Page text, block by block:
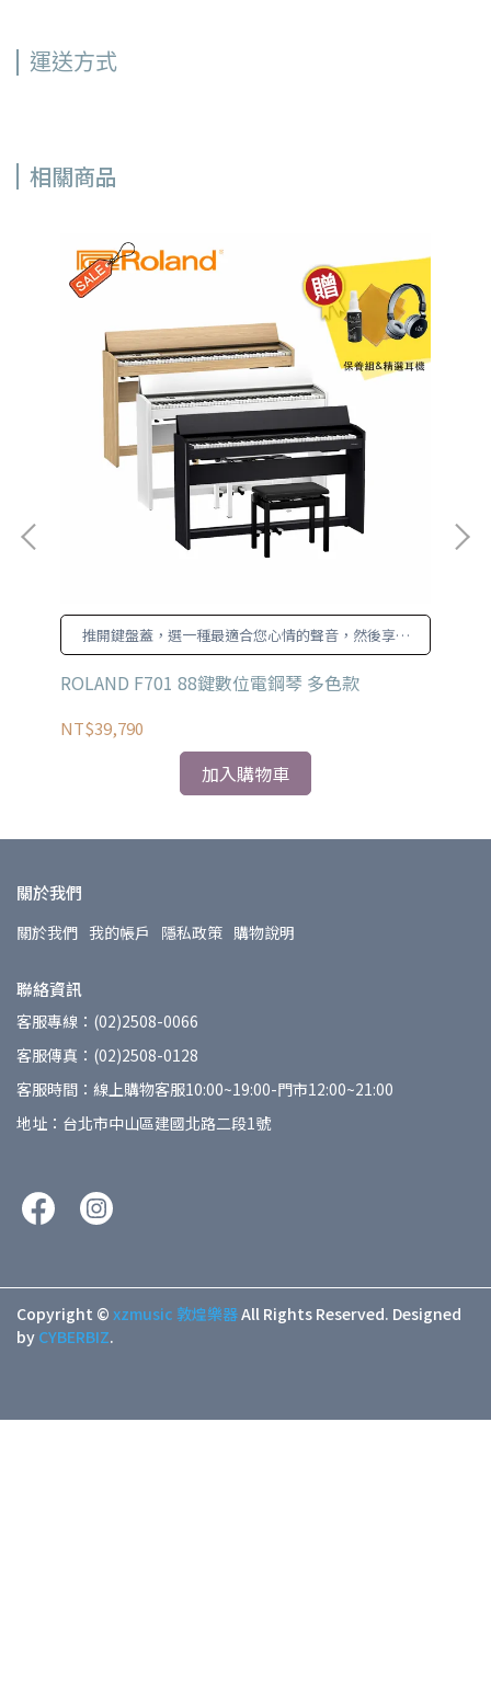
運送方式
相關商品
推開鍵盤蓋，選一種最適合您心情的聲音，然後享受
彈奏 F701: 外觀和感覺都與聲音一樣出色的現代風鋼
琴。
ROLAND F701 88鍵數位電鋼琴 多色款
NT$39,790
加入購物車
關於我們
關於我們 我的帳戶 隱私政策 購物說明
聯絡資訊
客服專線：(02)2508-0066
客服傳真：(02)2508-0128
客服時間：線上購物客服10:00~19:00-門市12:00~21:00
地址：台北市中山區建國北路二段1號
Copyright © xzmusic 敦煌樂器All Rights Reserved. Designed
by CYBERBIZ.